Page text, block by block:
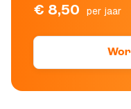
€ 8,50 per jaar